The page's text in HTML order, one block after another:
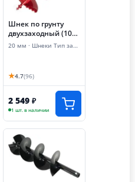
Шнек по грунту
двухзаходный (100
мм / 800 мм)
20 мм · Шнеки Тип запчасти
★4.7(96)
2 549 ₽
1 шт. в наличии